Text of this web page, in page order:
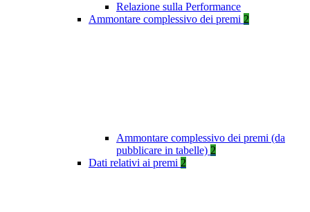
Relazione sulla Performance
Ammontare complessivo dei premi 2
Ammontare complessivo dei premi (da
pubblicare in tabelle) 2
Dati relativi ai premi 2